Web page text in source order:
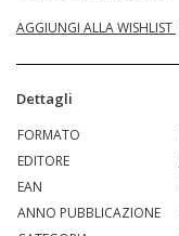
AGGIUNGI ALLA WISHLIST
Dettagli
FORMATO
EDITORE
EAN
ANNO PUBBLICAZIONE